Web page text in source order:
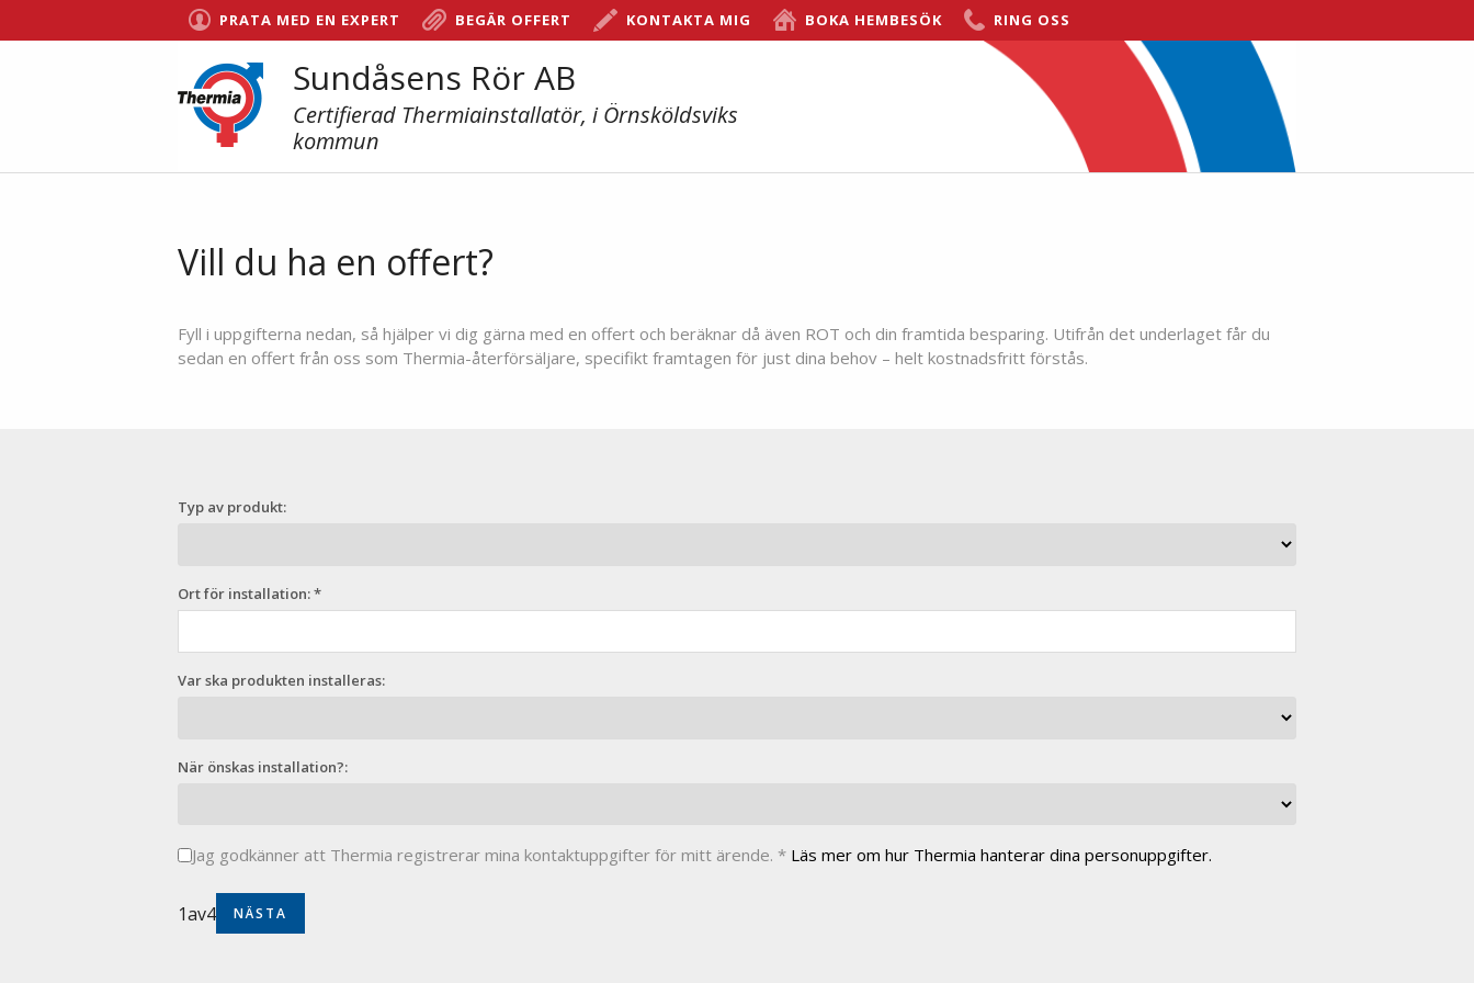
PRATA MED EN EXPERT BEGÄR OFFERT KONTAKTA MIG BOKA HEMBESÖK RING OSS
Sundåsens Rör AB
Certifierad Thermiainstallatör, i Örnsköldsviks
kommun
Vill du ha en offert?
Fyll i uppgifterna nedan, så hjälper vi dig gärna med en offert och beräknar då även ROT och din framtida besparing. Utifrån det underlaget får du
sedan en offert från oss som Thermia-återförsäljare, specifikt framtagen för just dina behov – helt kostnadsfritt förstås.
Typ av produkt:
Ort för installation: *
Var ska produkten installeras:
När önskas installation?:
Jag godkänner att Thermia registrerar mina kontaktuppgifter för mitt ärende. * Läs mer om hur Thermia hanterar dina personuppgifter.
1av4